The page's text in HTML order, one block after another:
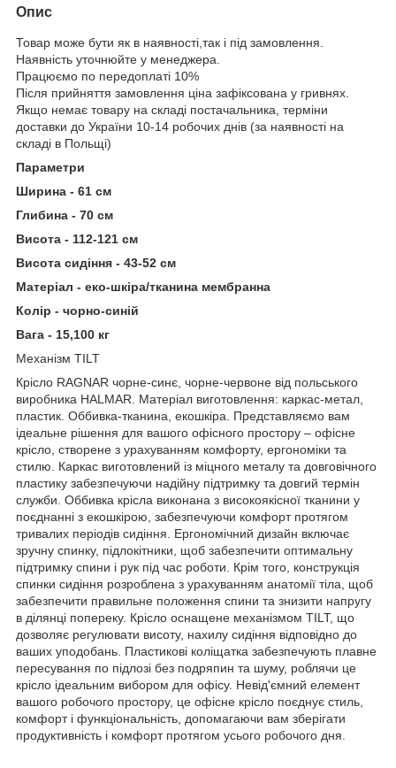
Опис
Товар може бути як в наявності,так і під замовлення.
Наявність уточнюйте у менеджера.
Працюємо по передоплаті 10%
Після прийняття замовлення ціна зафіксована у гривнях.
Якщо немає товару на складі постачальника, терміни
доставки до України 10-14 робочих днів (за наявності на
складі в Польщі)
Параметри
Ширина - 61 см
Глибина - 70 см
Висота - 112-121 см
Висота сидіння - 43-52 см
Матеріал - еко-шкіра/тканина мембранна
Колір - чорно-синій
Вага - 15,100 кг
Механізм TILT
Крісло RAGNAR чорне-синє, чорне-червоне від польського
виробника HALMAR. Матеріал виготовлення: каркас-метал,
пластик. Оббивка-тканина, екошкіра. Представляємо вам
ідеальне рішення для вашого офісного простору – офісне
крісло, створене з урахуванням комфорту, ергономіки та
стилю. Каркас виготовлений із міцного металу та довговічного
пластику забезпечуючи надійну підтримку та довгий термін
служби. Оббивка крісла виконана з високоякісної тканини у
поєднанні з екошкірою, забезпечуючи комфорт протягом
тривалих періодів сидіння. Ергономічний дизайн включає
зручну спинку, підлокітники, щоб забезпечити оптимальну
підтримку спини і рук під час роботи. Крім того, конструкція
спинки сидіння розроблена з урахуванням анатомії тіла, щоб
забезпечити правильне положення спини та знизити напругу
в ділянці попереку. Крісло оснащене механізмом TILT, що
дозволяє регулювати висоту, нахилу сидіння відповідно до
ваших уподобань. Пластикові коліщатка забезпечують плавне
пересування по підлозі без подряпин та шуму, роблячи це
крісло ідеальним вибором для офісу. Невід'ємний елемент
вашого робочого простору, це офісне крісло поєднує стиль,
комфорт і функціональність, допомагаючи вам зберігати
продуктивність і комфорт протягом усього робочого дня.